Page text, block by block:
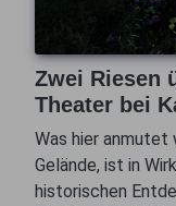
Zwei Riesen
Theater bei
Was hier anmutet
Gelände, ist in
historischen